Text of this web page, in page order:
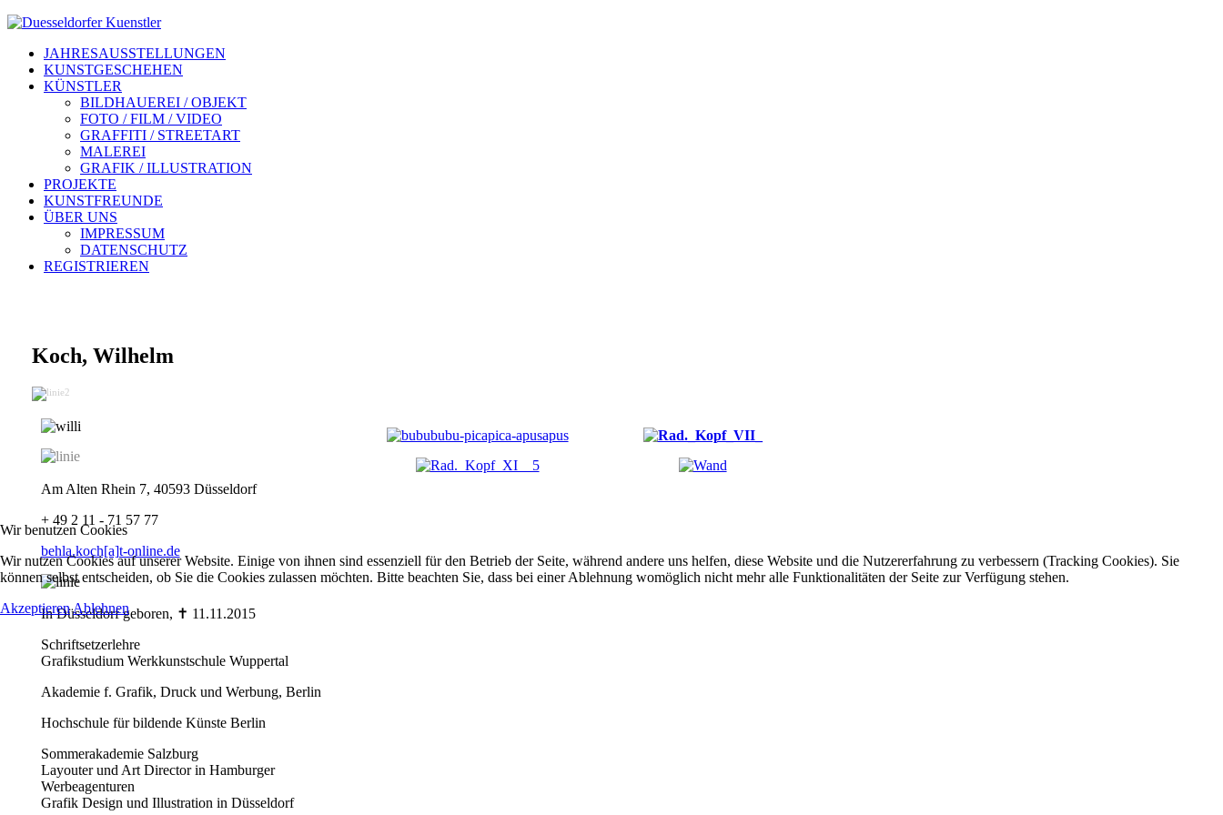
JAHRESAUSSTELLUNGEN
KUNSTGESCHEHEN
KÜNSTLER
BILDHAUEREI / OBJEKT
FOTO / FILM / VIDEO
GRAFFITI / STREETART
MALEREI
GRAFIK / ILLUSTRATION
PROJEKTE
KUNSTFREUNDE
ÜBER UNS
IMPRESSUM
DATENSCHUTZ
REGISTRIEREN
Koch, Wilhelm
Am Alten Rhein 7, 40593 Düsseldorf
+ 49 2 11 - 71 57 77
behla.koch[a]t-online.de
In Düsseldorf geboren, ✝ 11.11.2015
Schriftsetzerlehre
Grafikstudium Werkkunstschule Wuppertal
Akademie f. Grafik, Druck und Werbung, Berlin
Hochschule für bildende Künste Berlin
Sommerakademie Salzburg
Layouter und Art Director in Hamburger
Werbeagenturen
Grafik Design und Illustration in Düsseldorf
Wir benutzen Cookies
Wir nutzen Cookies auf unserer Website. Einige von ihnen sind essenziell für den Betrieb der Seite, während andere uns helfen, diese Website und die Nutzererfahrung zu verbessern (Tracking Cookies). Sie
können selbst entscheiden, ob Sie die Cookies zulassen möchten. Bitte beachten Sie, dass bei einer Ablehnung womöglich nicht mehr alle Funktionalitäten der Seite zur Verfügung stehen.
AkzeptierenAblehnen